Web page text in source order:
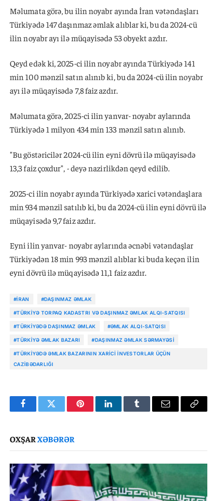
Məlumata görə, bu ilin noyabr ayında İran vətəndaşları
Türkiyədə 147 daşınmaz əmlak alıblar ki, bu da 2024-cü
ilin noyabr ayı ilə müqayisədə 53 obyekt azdır.
Qeyd edək ki, 2025-ci ilin noyabr ayında Türkiyədə 141
min 100 mənzil satın alınıb ki, bu da 2024-cü ilin noyabr
ayı ilə müqayisədə 7,8 faiz azdır.
Məlumata görə, 2025-ci ilin yanvar- noyabr aylarında
Türkiyədə 1 milyon 434 min 133 mənzil satın alınıb.
"Bu göstəricilər 2024-cü ilin eyni dövrü ilə müqayisədə
13,3 faiz çoxdur", - deyə nazirlikdən qeyd edilib.
2025-ci ilin noyabr ayında Türkiyədə xarici vətəndaşlara
min 934 mənzil satılıb ki, bu da 2024-cü ilin eyni dövrü ilə
müqayisədə 9,7 faiz azdır.
Eyni ilin yanvar- noyabr aylarında əcnəbi vətəndaşlar
Türkiyədən 18 min 993 mənzil alıblar ki buda keçən ilin
eyni dövrü ilə müqayisədə 11,1 faiz azdır.
#İRAN #DAŞINMAZ ƏMLAK
#TÜRKIYƏ TORPAQ KADASTRI VƏ DAŞINMAZ ƏMLAK ALQI-SATQISI
#TÜRKIYƏDƏ DAŞINMAZ ƏMLAK #ƏMLAK ALQI-SATQISI
#TÜRKIYƏ ƏMLAK BAZARI #DAŞINMAZ ƏMLAK SƏRMAYƏSI
#TÜRKIYƏDƏ ƏMLAK BAZARININ XARICI INVESTORLAR ÜÇÜN
CAZIBƏDARLIĞI
FacebookTwitter PinterestLinkedInTumblr Email
Copy
OXŞARXƏBƏRƏR